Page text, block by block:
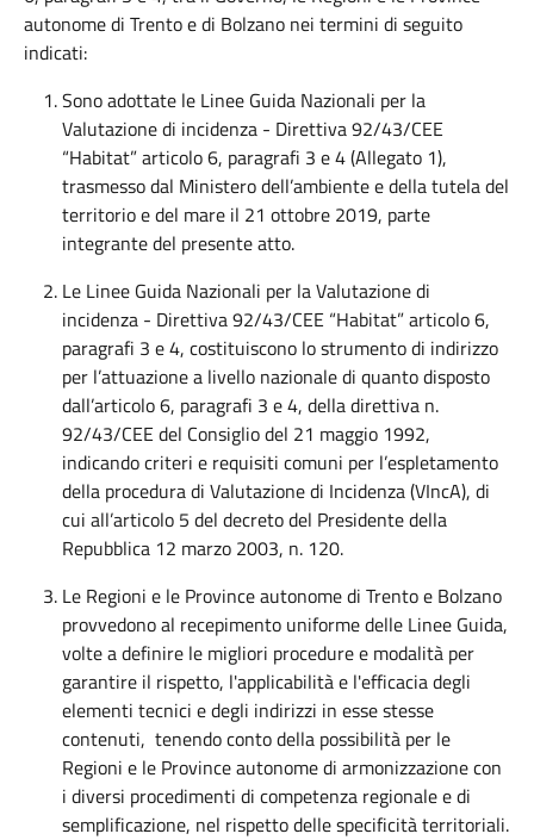
autonome di Trento e di Bolzano nei termini di seguito
indicati:
Sono adottate le Linee Guida Nazionali per la
Valutazione di incidenza - Direttiva 92/43/CEE
“Habitat” articolo 6, paragrafi 3 e 4 (Allegato 1),
trasmesso dal Ministero dell’ambiente e della tutela del
territorio e del mare il 21 ottobre 2019, parte
integrante del presente atto.
Le Linee Guida Nazionali per la Valutazione di
incidenza - Direttiva 92/43/CEE “Habitat” articolo 6,
paragrafi 3 e 4, costituiscono lo strumento di indirizzo
per l’attuazione a livello nazionale di quanto disposto
dall’articolo 6, paragrafi 3 e 4, della direttiva n.
92/43/CEE del Consiglio del 21 maggio 1992,
indicando criteri e requisiti comuni per l’espletamento
della procedura di Valutazione di Incidenza (VIncA), di
cui all’articolo 5 del decreto del Presidente della
Repubblica 12 marzo 2003, n. 120.
Le Regioni e le Province autonome di Trento e Bolzano
provvedono al recepimento uniforme delle Linee Guida,
volte a definire le migliori procedure e modalità per
garantire il rispetto, l'applicabilità e l'efficacia degli
elementi tecnici e degli indirizzi in esse stesse
contenuti, tenendo conto della possibilità per le
Regioni e le Province autonome di armonizzazione con
i diversi procedimenti di competenza regionale e di
semplificazione, nel rispetto delle specificità territoriali.